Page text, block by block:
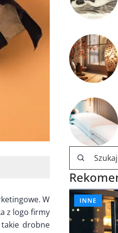
W
z logo firmy
drobne
INNE